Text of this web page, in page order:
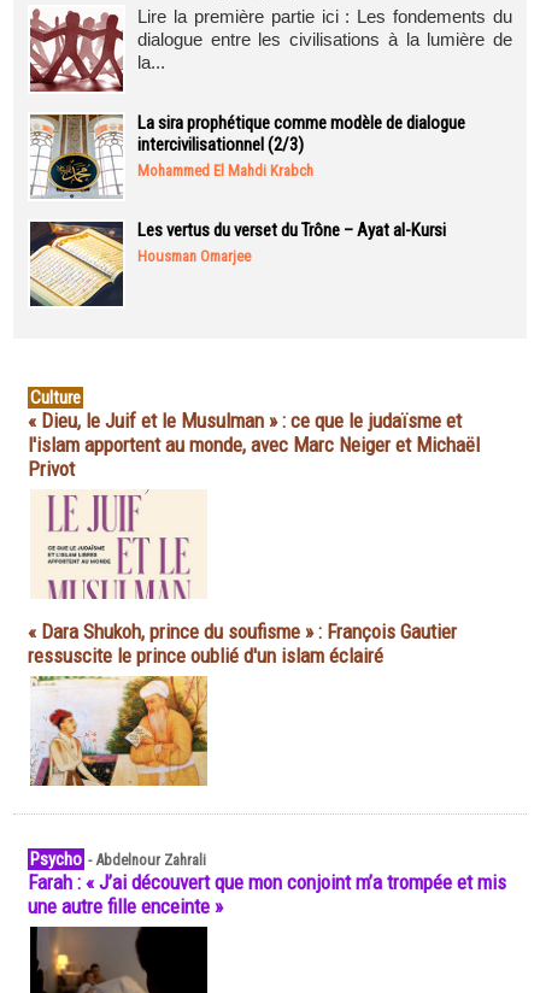
Lire la première partie ici : Les fondements du
dialogue entre les civilisations à la lumière de
la...
La sira prophétique comme modèle de dialogue
intercivilisationnel (2/3)
Mohammed El Mahdi Krabch
Les vertus du verset du Trône – Ayat al-Kursi
Housman Omarjee
Culture
« Dieu, le Juif et le Musulman » : ce que le judaïsme et
l'islam apportent au monde, avec Marc Neiger et Michaël
Privot
« Dara Shukoh, prince du soufisme » : François Gautier
ressuscite le prince oublié d'un islam éclairé
Psycho -Abdelnour Zahrali
Farah : « J’ai découvert que mon conjoint m’a trompée et mis
une autre fille enceinte »